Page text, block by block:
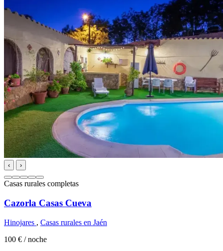
‹ ›
Casas rurales completas
Cazorla Casas Cueva
Hinojares , Casas rurales en Jaén
100 € / noche